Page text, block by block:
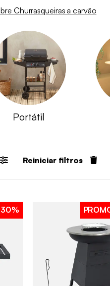
Churrasqueiras a carvão
Portátil
Reiniciar filtros